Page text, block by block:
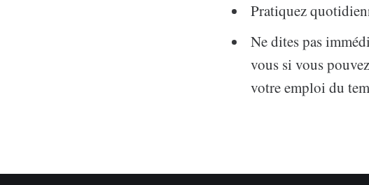
Pratiquez
Ne dites pas
vous si vous
votre emploi du